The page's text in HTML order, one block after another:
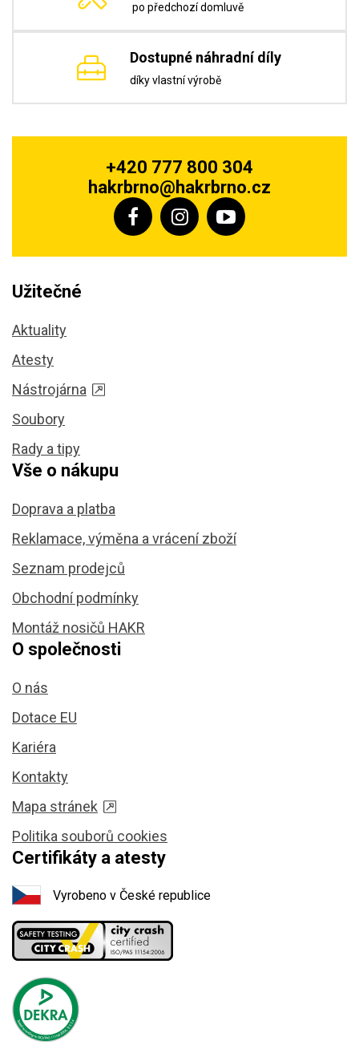
po předchozí domluvě
Dostupné náhradní díly
díky vlastní výrobě
+420 777 800 304
hakrbrno@hakrbrno.cz
Užitečné
Aktuality
Atesty
Nástrojárna
Soubory
Rady a tipy
Vše o nákupu
Doprava a platba
Reklamace, výměna a vrácení zboží
Seznam prodejců
Obchodní podmínky
Montáž nosičů HAKR
O společnosti
O nás
Dotace EU
Kariéra
Kontakty
Mapa stránek
Politika souborů cookies
Certifikáty a atesty
Vyrobeno v České republice